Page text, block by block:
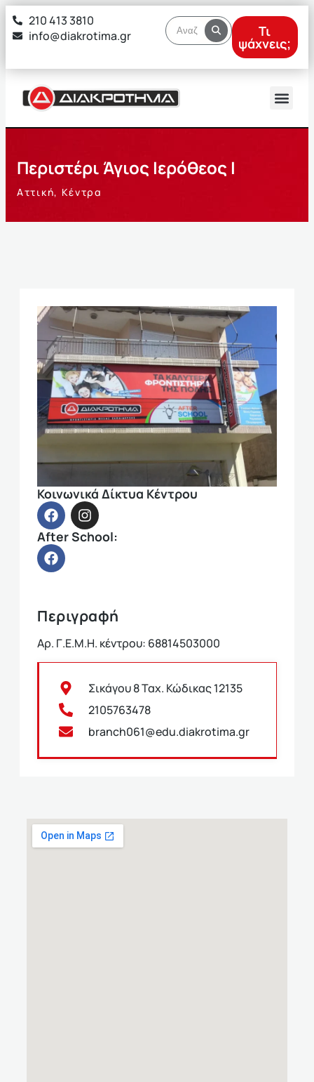
στο
περιεχόμενο
210 413 3810
info@diakrotima.gr
Τι
ψάχνεις;
Περιστέρι Άγιος Ιερόθεος I
Αττική, Κέντρα
Κοινωνικά Δίκτυα Κέντρου
After School:
Περιγραφή
Αρ. Γ.Ε.Μ.Η. κέντρου: 68814503000
Σικάγου 8 Ταχ. Κώδικας 12135
2105763478
branch061@edu.diakrotima.gr